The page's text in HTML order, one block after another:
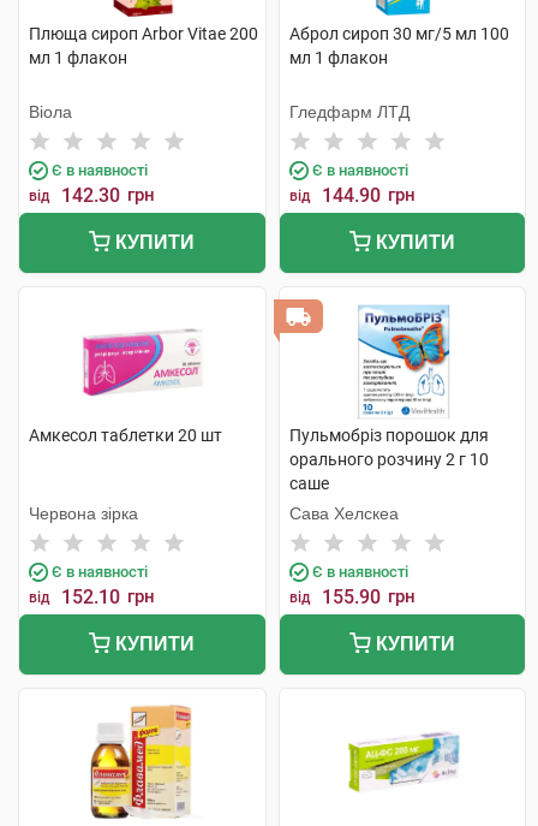
Плюща сироп Arbor Vitae 200
мл 1 флакон
Віола
Є в наявності
від 142.30 грн
КУПИТИ
Аброл сироп 30 мг/5 мл 100
мл 1 флакон
Гледфарм ЛТД
Є в наявності
від 144.90 грн
КУПИТИ
Амкесол таблетки 20 шт
Червона зірка
Є в наявності
від 152.10 грн
КУПИТИ
Пульмобріз порошок для
орального розчину 2 г 10
саше
Сава Хелскеа
Є в наявності
від 155.90 грн
КУПИТИ